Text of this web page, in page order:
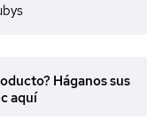
Háganos sus
aquí